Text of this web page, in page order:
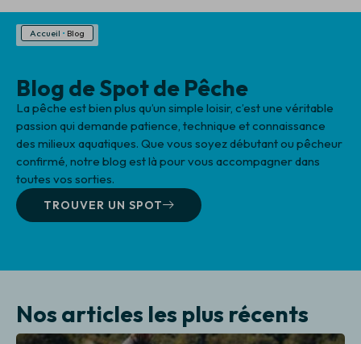
Accueil • Blog
Blog de Spot de Pêche
La pêche est bien plus qu’un simple loisir, c’est une véritable
passion qui demande patience, technique et connaissance
des milieux aquatiques. Que vous soyez débutant ou pêcheur
confirmé, notre blog est là pour vous accompagner dans
toutes vos sorties.
TROUVER UN SPOT
Nos articles les plus récents